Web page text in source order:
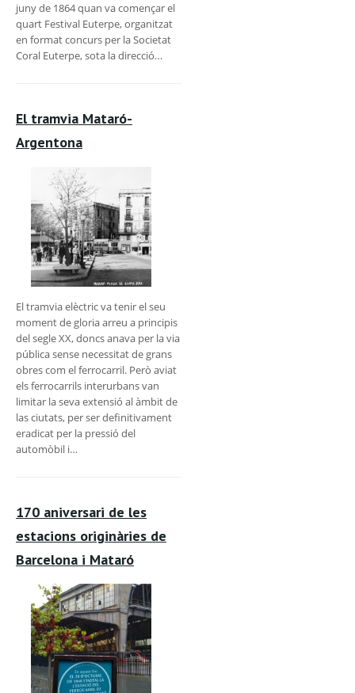
juny de 1864 quan va començar el
quart Festival Euterpe, organitzat
en format concurs per la Societat
Coral Euterpe, sota la direcció…
El tramvia Mataró-
Argentona
El tramvia elèctric va tenir el seu
moment de gloria arreu a principis
del segle XX, doncs anava per la via
pública sense necessitat de grans
obres com el ferrocarril. Però aviat
els ferrocarrils interurbans van
limitar la seva extensió al àmbit de
las ciutats, per ser definitivament
eradicat per la pressió del
automòbil i…
170 aniversari de les
estacions originàries de
Barcelona i Mataró